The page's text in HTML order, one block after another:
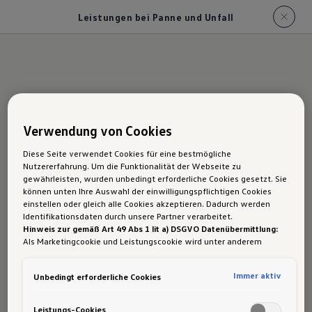
Leistungen bei Panne und Unfall
Volkswagen
Mobilitäts­garantie
Leistungen bei
Pannen und Unfällen
Hilfe rund um die Uhr. 7 Tage in der Woche.
Mobiltelefon.
Verwendung von Cookies
Diese Seite verwendet Cookies für eine bestmögliche
Nutzererfahrung. Um die Funktionalität der Webseite zu
gewährleisten, wurden unbedingt erforderliche Cookies gesetzt. Sie
können unten Ihre Auswahl der einwilligungspflichtigen Cookies
einstellen oder gleich alle Cookies akzeptieren. Dadurch werden
Identifikationsdaten durch unsere Partner verarbeitet.
Hinweis zur gemäß Art 49 Abs 1 lit a) DSGVO Datenübermittlung:
Als Marketingcookie und Leistungscookie wird unter anderem
Daten in die USA (insbesondere dort an die Google LLC) weitergibt.
Unbedingt erforderliche Cookies Immer aktiv
Leistungs-Cookies